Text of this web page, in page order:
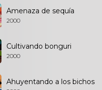
Amenaza de sequía
2000
Cultivando bonguri
2000
Ahuyentando a los bichos